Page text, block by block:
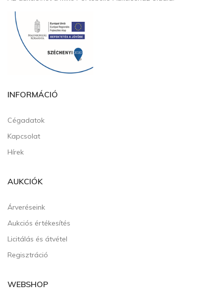
INFORMÁCIÓ
Cégadatok
Kapcsolat
Hírek
AUKCIÓK
Árveréseink
Aukciós értékesítés
Licitálás és átvétel
Regisztráció
WEBSHOP